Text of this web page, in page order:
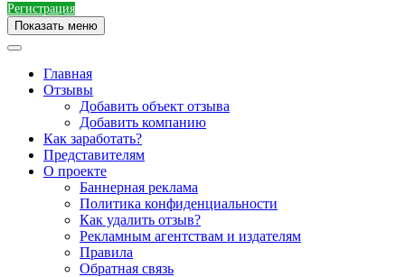
Регистрация
Показать меню
Главная
Отзывы
Добавить объект отзыва
Добавить компанию
Как заработать?
Представителям
О проекте
Баннерная реклама
Политика конфиденциальности
Как удалить отзыв?
Рекламным агентствам и издателям
Правила
Обратная связь